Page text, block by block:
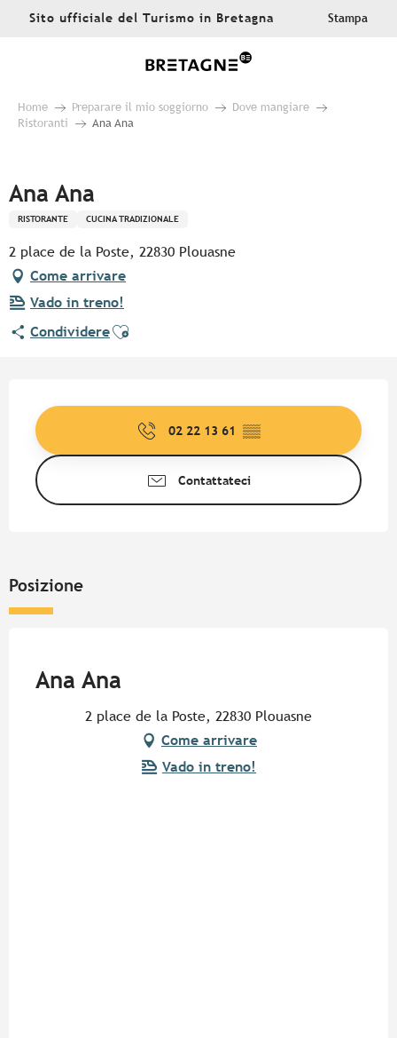
AllerSito ufficiale del Turismo in Bretagna Stampa
Home Preparare il mio soggiorno
Dove mangiare
Ristoranti
Ana Ana
Ana Ana
RISTORANTE CUCINA TRADIZIONALE
2 place de la Poste, 22830 Plouasne
Come arrivare
Vado in treno!
CondividereAjouter aux favoris
02 22 13 61 ▒▒
Contattateci
Posizione
Ana Ana
2 place de la Poste, 22830 Plouasne
Come arrivare
Vado in treno!